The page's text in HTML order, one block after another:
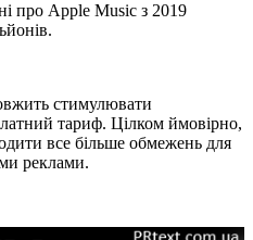
про Apple Music з 2019
стимулювати
тариф. Цілком ймовірно,
все більше обмежень для
реклами.